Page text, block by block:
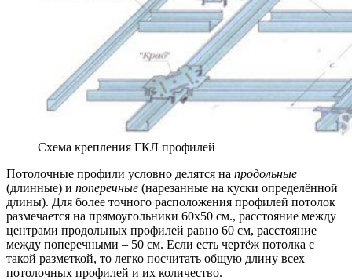
Схема крепления ГКЛ профилей
Потолочные профили условно делятся на продольные
(длинные) и поперечные (нарезанные на куски определённой
длины). Для более точного расположения профилей потолок
размечается на прямоугольники 60х50 см., расстояние между
центрами продольных профилей равно 60 см, расстояние
между поперечными – 50 см. Если есть чертёж потолка с
такой разметкой, то легко посчитать общую длину всех
потолочных профилей и их количество.